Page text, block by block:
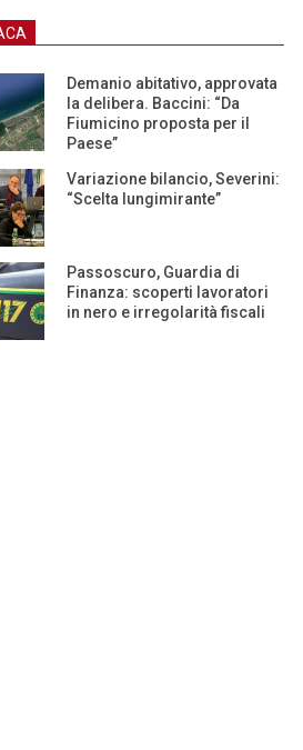
Demanio abitativo, approvata
la delibera. Baccini: “Da
Fiumicino proposta per il
Paese”
Variazione bilancio, Severini:
“Scelta lungimirante”
Passoscuro, Guardia di
Finanza: scoperti lavoratori
in nero e irregolarità fiscali